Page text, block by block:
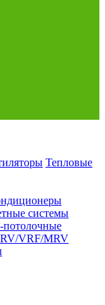
Тепловые
системы
VRF/MRV